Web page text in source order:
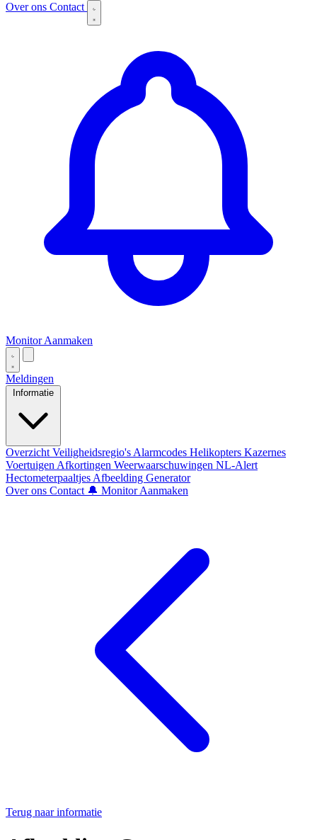
Over ons Contact
Monitor Aanmaken
Meldingen
Informatie
Overzicht Veiligheidsregio's Alarmcodes Helikopters Kazernes
Voertuigen Afkortingen Weerwaarschuwingen NL-Alert
Hectometerpaaltjes Afbeelding Generator
Over ons Contact 🔔 Monitor Aanmaken
Terug naar informatie